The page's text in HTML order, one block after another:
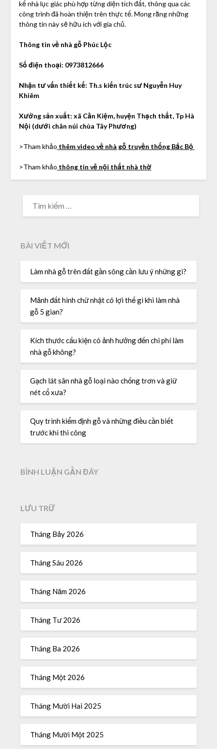
kế nhà lục giác phù hợp từng diện tích đất, thông qua các
công trình đã hoàn thiện trên thực tế. Mong rằng những
thông tin này sẽ hữu ích với gia chủ.
Thông tin về nhà gỗ Phúc Lộc
Số điện thoại: 0973812666
Nhận tư vấn thiết kế: Th.s kiến trúc sư Nguyễn Huy
Khiêm
Xưởng sản xuất: xã Cần Kiệm, huyện Thạch thất, Tp Hà
Nội (dưới chân núi chùa Tây Phương)
>Tham khảo thêm video về nhà gỗ truyền thống Bắc Bộ
>Tham khảo thông tin về nội thất nhà thờ
KIẾM
BÀI VIẾT MỚI
Làm nhà gỗ trên đất gần sông cần lưu ý những gì?
Mảnh đất hình chữ nhật có lợi thế gì khi làm nhà
gỗ 5 gian?
Kích thước cấu kiện có ảnh hưởng đến chi phí làm
nhà gỗ không?
Gạch lát sân nhà gỗ loại nào chống trơn và giữ
nét cổ xưa?
Quy trình kiểm định gỗ và những điều cần biết
trước khi thi công
BÌNH LUẬN GẦN ĐÂY
LƯU TRỮ
Tháng Bảy 2026
Tháng Sáu 2026
Tháng Năm 2026
Tháng Tư 2026
Tháng Ba 2026
Tháng Một 2026
Tháng Mười Hai 2025
Tháng Mười Một 2025